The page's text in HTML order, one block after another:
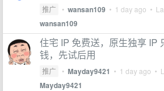
推广 • wansan109 • 1 day ago •
wansan109
住宅 IP 免费送，原生独享 IP
钱，先试后用
推广 • Mayday9421 • 1 day ago •
Mayday9421